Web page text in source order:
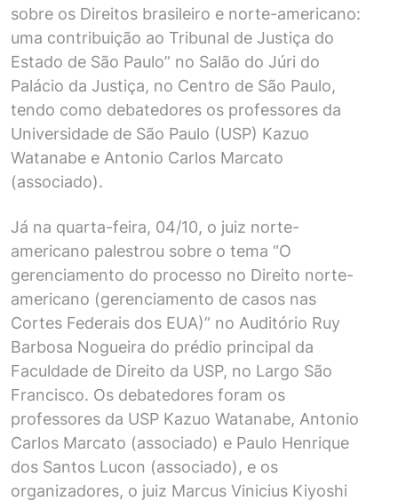
sobre os Direitos brasileiro e norte-americano:
uma contribuição ao Tribunal de Justiça do
Estado de São Paulo” no Salão do Júri do
Palácio da Justiça, no Centro de São Paulo,
tendo como debatedores os professores da
Universidade de São Paulo (USP) Kazuo
Watanabe e Antonio Carlos Marcato
(associado).
Já na quarta-feira, 04/10, o juiz norte-
americano palestrou sobre o tema “O
gerenciamento do processo no Direito norte-
americano (gerenciamento de casos nas
Cortes Federais dos EUA)” no Auditório Ruy
Barbosa Nogueira do prédio principal da
Faculdade de Direito da USP, no Largo São
Francisco. Os debatedores foram os
professores da USP Kazuo Watanabe, Antonio
Carlos Marcato (associado) e Paulo Henrique
dos Santos Lucon (associado), e os
organizadores, o juiz Marcus Vinicius Kiyoshi